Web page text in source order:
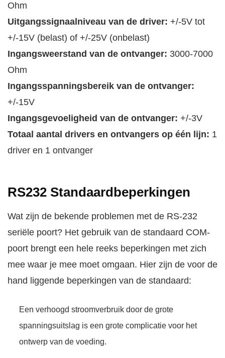
Ohm
Uitgangssignaalniveau van de driver: +/-5V tot
+/-15V (belast) of +/-25V (onbelast)
Ingangsweerstand van de ontvanger: 3000-7000
Ohm
Ingangsspanningsbereik van de ontvanger:
+/-15V
Ingangsgevoeligheid van de ontvanger: +/-3V
Totaal aantal drivers en ontvangers op één lijn: 1
driver en 1 ontvanger
RS232 Standaardbeperkingen
Wat zijn de bekende problemen met de RS-232
seriële poort? Het gebruik van de standaard COM-
poort brengt een hele reeks beperkingen met zich
mee waar je mee moet omgaan. Hier zijn de voor de
hand liggende beperkingen van de standaard:
Een verhoogd stroomverbruik door de grote
spanningsuitslag is een grote complicatie voor het
ontwerp van de voeding.